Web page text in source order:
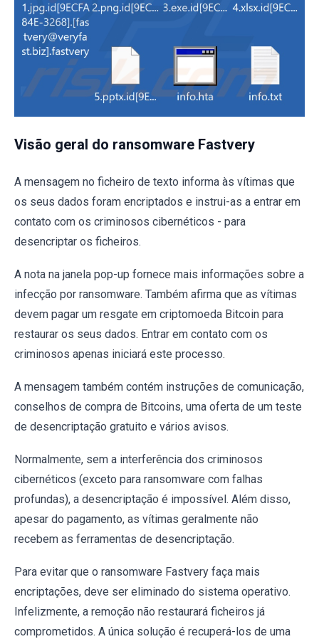
Visão geral do ransomware Fastvery
A mensagem no ficheiro de texto informa às vítimas que
os seus dados foram encriptados e instrui-as a entrar em
contato com os criminosos cibernéticos - para
desencriptar os ficheiros.
A nota na janela pop-up fornece mais informações sobre a
infecção por ransomware. Também afirma que as vítimas
devem pagar um resgate em criptomoeda Bitcoin para
restaurar os seus dados. Entrar em contato com os
criminosos apenas iniciará este processo.
A mensagem também contém instruções de comunicação,
conselhos de compra de Bitcoins, uma oferta de um teste
de desencriptação gratuito e vários avisos.
Normalmente, sem a interferência dos criminosos
cibernéticos (exceto para ransomware com falhas
profundas), a desencriptação é impossível. Além disso,
apesar do pagamento, as vítimas geralmente não
recebem as ferramentas de desencriptação.
Para evitar que o ransomware Fastvery faça mais
encriptações, deve ser eliminado do sistema operativo.
Infelizmente, a remoção não restaurará ficheiros já
comprometidos. A única solução é recuperá-los de uma